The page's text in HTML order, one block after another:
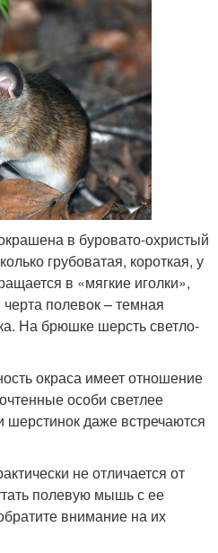
в буровато-охристый
грубоватая, короткая, у
в «мягкие иголки»,
полевок – темная
На брюшке шерсть светло-
окраса имеет отношение
особи светлее
даже встречаются
не отличается от
полевую мышь с ее
внимание на их